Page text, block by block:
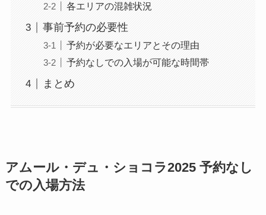
各エリアの混雑状況
事前予約の必要性
予約が必要なエリアとその理由
予約なしでの入場が可能な時間帯
まとめ
アムール・デュ・ショコラ2025 予約なし
での入場方法